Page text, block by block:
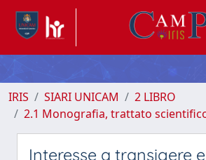
IRIS SIARI UNICAM
2 LIBRO
2.1 Monografia, trattato
Interesse a transigere e